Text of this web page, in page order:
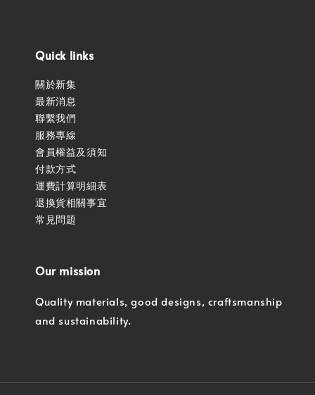
Quick links
關於新集
最新消息
聯繫我們
服務專線
會員權益及須知
付款方式
運費計算明細表
退換貨相關事宜
常見問題
Our mission
Quality materials, good designs, craftsmanship
and sustainability.